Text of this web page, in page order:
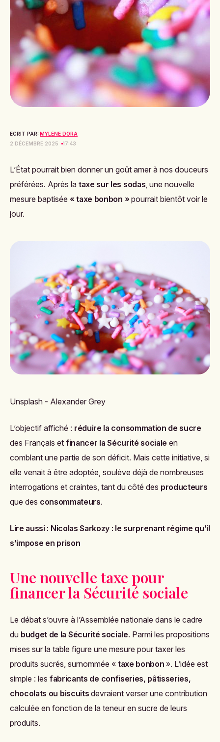
ECRIT PAR: MYLÈNE DORA
2 DÉCEMBRE 2025
17:43
L’État pourrait bien donner un goût amer à nos douceurs
préférées. Après la taxe sur les sodas, une nouvelle
mesure baptisée « taxe bonbon »pourrait bientôt voir le
jour.
Unsplash - Alexander Grey
L’objectif affiché : réduire la consommation de sucre
des Français et financer la Sécurité sociale en
comblant une partie de son déficit. Mais cette initiative, si
elle venait à être adoptée, soulève déjà de nombreuses
interrogations et craintes, tant du côté des producteurs
que des consommateurs.
Lire aussi : Nicolas Sarkozy : le surprenant régime qu’il
s’impose en prison
Une nouvelle taxe pour
financer la Sécurité sociale
Le débat s’ouvre à l’Assemblée nationale dans le cadre
du budget de la Sécurité sociale. Parmi les propositions
mises sur la table figure une mesure pour taxer les
produits sucrés, surnommée « taxe bonbon ». L’idée est
simple : les fabricants de confiseries, pâtisseries,
chocolats ou biscuits devraient verser une contribution
calculée en fonction de la teneur en sucre de leurs
produits.